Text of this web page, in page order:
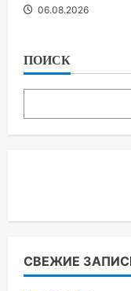
06.08.2026
ПОИСК
СВЕЖИЕ